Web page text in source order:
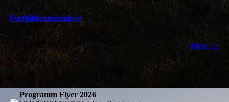
24.11.2025, 08:34
Fortbildungsseminar
ältere >>
Programm Flyer 2026